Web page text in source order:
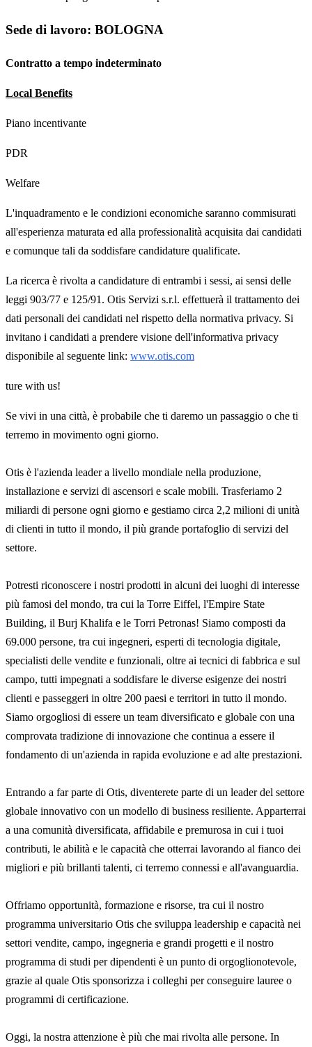
Sede di lavoro: BOLOGNA
Contratto a tempo indeterminato
Local Benefits
Piano incentivante
PDR
Welfare
L'inquadramento e le condizioni economiche saranno commisurati
all'esperienza maturata ed alla professionalità acquisita dai candidati
e comunque tali da soddisfare candidature qualificate.
La ricerca è rivolta a candidature di entrambi i sessi, ai sensi delle
leggi 903/77 e 125/91. Otis Servizi s.r.l. effettuerà il trattamento dei
dati personali dei candidati nel rispetto della normativa privacy. Si
invitano i candidati a prendere visione dell'informativa privacy
disponibile al seguente link: www.otis.com
ture with us!
Se vivi in una città, è probabile che ti daremo un passaggio o che ti
terremo in movimento ogni giorno.
Otis è l'azienda leader a livello mondiale nella produzione,
installazione e servizi di ascensori e scale mobili. Trasferiamo 2
miliardi di persone ogni giorno e gestiamo circa 2,2 milioni di unità
di clienti in tutto il mondo, il più grande portafoglio di servizi del
settore.
Potresti riconoscere i nostri prodotti in alcuni dei luoghi di interesse
più famosi del mondo, tra cui la Torre Eiffel, l'Empire State
Building, il Burj Khalifa e le Torri Petronas! Siamo composti da
69.000 persone, tra cui ingegneri, esperti di tecnologia digitale,
specialisti delle vendite e funzionali, oltre ai tecnici di fabbrica e sul
campo, tutti impegnati a soddisfare le diverse esigenze dei nostri
clienti e passeggeri in oltre 200 paesi e territori in tutto il mondo.
Siamo orgogliosi di essere un team diversificato e globale con una
comprovata tradizione di innovazione che continua a essere il
fondamento di un'azienda in rapida evoluzione e ad alte prestazioni.
Entrando a far parte di Otis, diventerete parte di un leader del settore
globale innovativo con un modello di business resiliente. Apparterrai
a una comunità diversificata, affidabile e premurosa in cui i tuoi
contributi, le abilità e le capacità che otterrai lavorando al fianco dei
migliori e più brillanti talenti, ci terremo connessi e all'avanguardia.
Offriamo opportunità, formazione e risorse, tra cui il nostro
programma universitario Otis che sviluppa leadership e capacità nei
settori vendite, campo, ingegneria e grandi progetti e il nostro
programma di studi per dipendenti è un punto di orgoglionotevole,
grazie al quale Otis sponsorizza i colleghi per conseguire lauree o
programmi di certificazione.
Oggi, la nostra attenzione è più che mai rivolta alle persone. In